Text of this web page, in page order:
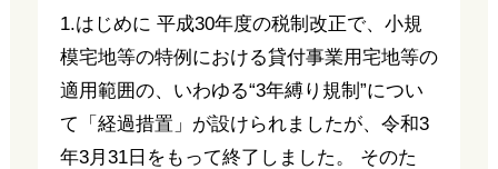
1.はじめに 平成30年度の税制改正で、小規
模宅地等の特例における貸付事業用宅地等の
適用範囲の、いわゆる“3年縛り規制”につい
て「経過措置」が設けられましたが、令和3
年3月31日をもって終了しました。 そのた